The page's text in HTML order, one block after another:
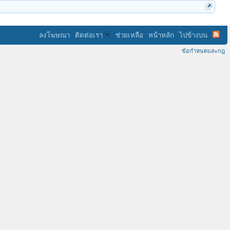
ลงโฆษณา ติดต่อเรา ช่วยเหลือ หน้าหลัก ไปข้างบน
ข้อกำหนดและกฎ